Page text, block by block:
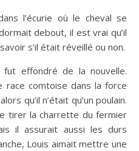
l’écurie où le cheval se
debout, il est vrai qu’il
s’il était réveillé ou non.
fut effondré de la nouvelle.
race comtoise dans la force
qu’il n’était qu’un poulain.
tirer la charrette du fermier
il assurait aussi les durs
Louis aimait mettre une